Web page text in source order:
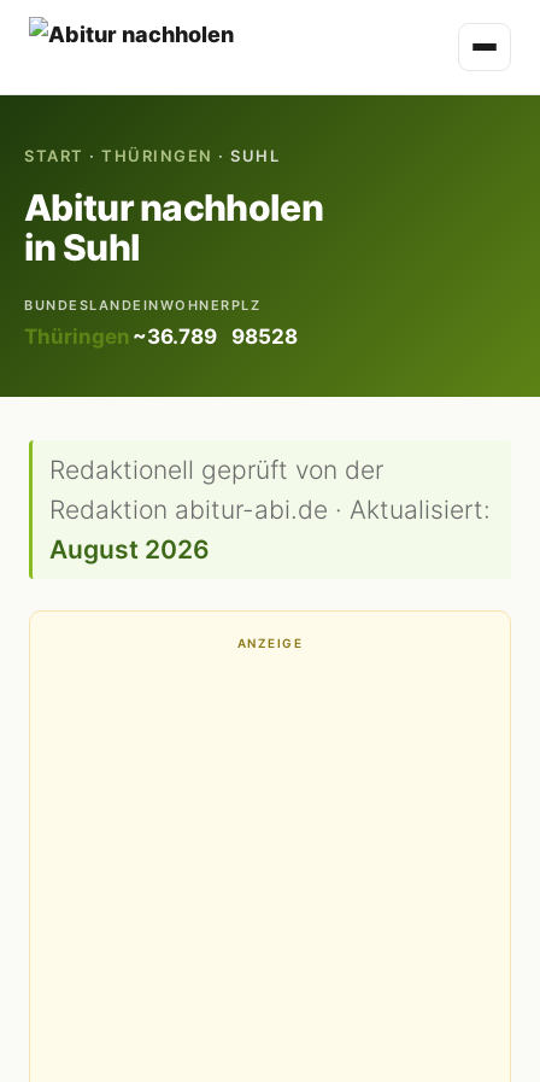
START · THÜRINGEN · SUHL
Abitur nachholen
in Suhl
BUNDESLAND
Thüringen
EINWOHNER
~36.789
PLZ
98528
Redaktionell geprüft von der
Redaktion abitur-abi.de · Aktualisiert:
August 2026
ANZEIGE